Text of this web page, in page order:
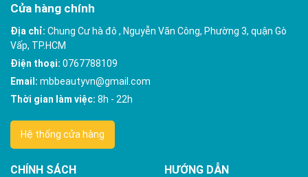
Cửa hàng chính
Địa chỉ: Chung Cư hà đô , Nguyễn Văn Công, Phường 3, quận Gò
Vấp, TP.HCM
Điện thoại: 0767788109
Email: mbbeautyvn@gmail.com
Thời gian làm việc: 8h - 22h
Hệ thống cửa hàng
CHÍNH SÁCH HƯỚNG DẪN